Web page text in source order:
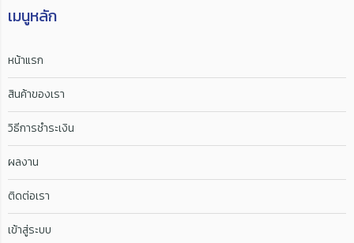
เมนูหลัก
หน้าแรก
สินค้าของเรา
วิธีการชำระเงิน
ผลงาน
ติดต่อเรา
เข้าสู่ระบบ